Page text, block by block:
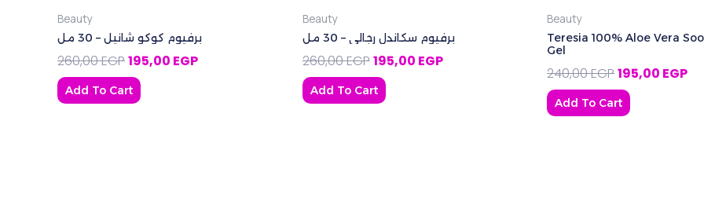
Beauty
برفيوم كوكو شانيل – 30 مل
260,00EGP195,00 EGP
Add To Cart
Beauty
برفيوم سكاندل رجالي – 30 مل
260,00EGP195,00 EGP
Add To Cart
Beauty
Teresia 100% Aloe Vera
Gel
240,00EGP195,00 EGP
Add To Cart